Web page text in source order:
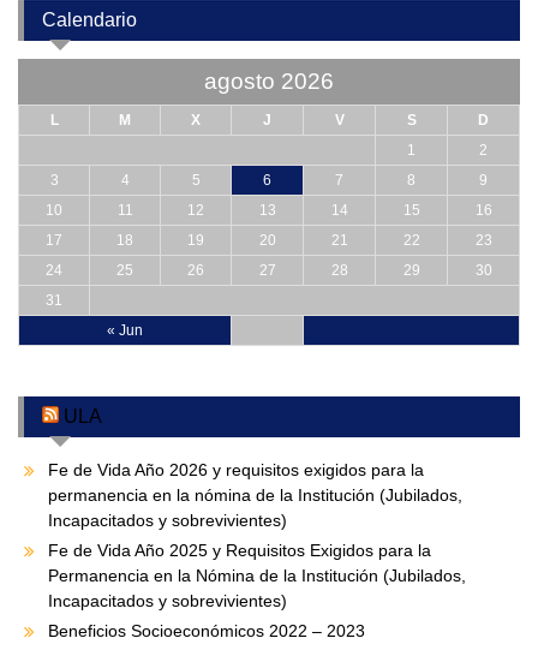
Calendario
agosto 2026
L M X J V S D
« Jun
1
2
3
4 5 6 7 8
9
10
11 12 13 14 15
16
17
18 19 20 21 22
23
24
25 26 27 28 29
30
31
ULA
Fe de Vida Año 2026 y requisitos exigidos para la
permanencia en la nómina de la Institución (Jubilados,
Incapacitados y sobrevivientes)
Fe de Vida Año 2025 y Requisitos Exigidos para la
Permanencia en la Nómina de la Institución (Jubilados,
Incapacitados y sobrevivientes)
Beneficios Socioeconómicos 2022 – 2023